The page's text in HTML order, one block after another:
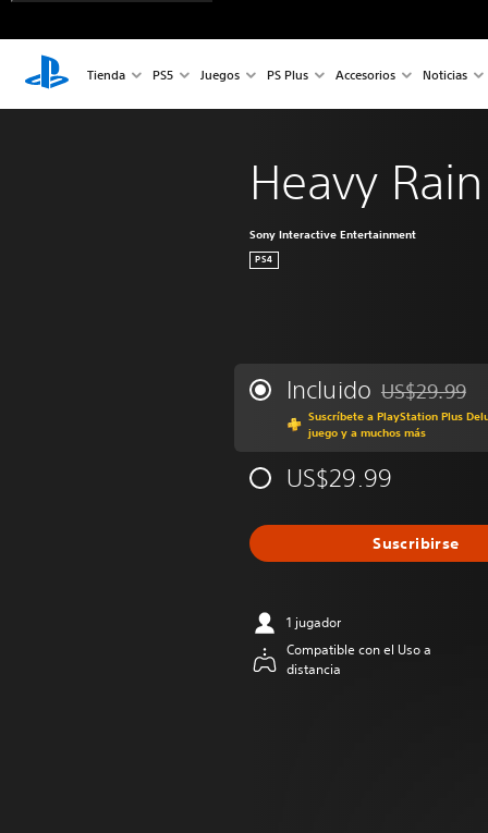
Tienda PS5 Juegos PS Plus Accesorios Noticias
Heavy Rain
Sony Interactive Entertainment
PS4
Incluido Rebajado del
US$29.99
Suscríbete a PlayStation Plus
juego y a muchos más
US$29.99
Suscribirse
1 jugador
Compatible con el Uso a
distancia